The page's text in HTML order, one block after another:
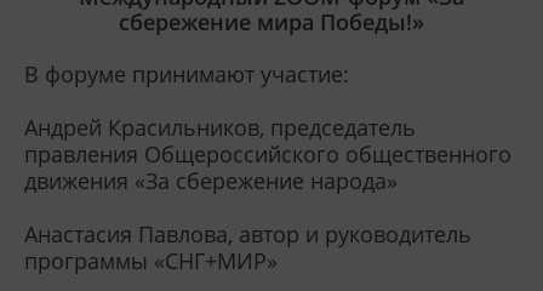
сбережение мира Победы!»
В форуме принимают участие:
Андрей Красильников, председатель
правления Общероссийского общественного
движения «За сбережение народа»
Анастасия Павлова, автор и руководитель
программы «СНГ+МИР»